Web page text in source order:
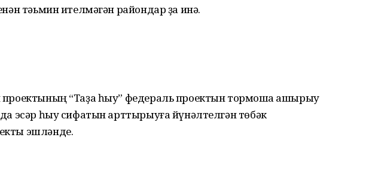
тәьмин ителмәгән райондар ҙа инә.
проектының “Таҙа һыу” федераль проектын тормошҡа ашырыу
эсәр һыу сифатын арттырыуға йүнәлтелгән төбәк
эшләнде.